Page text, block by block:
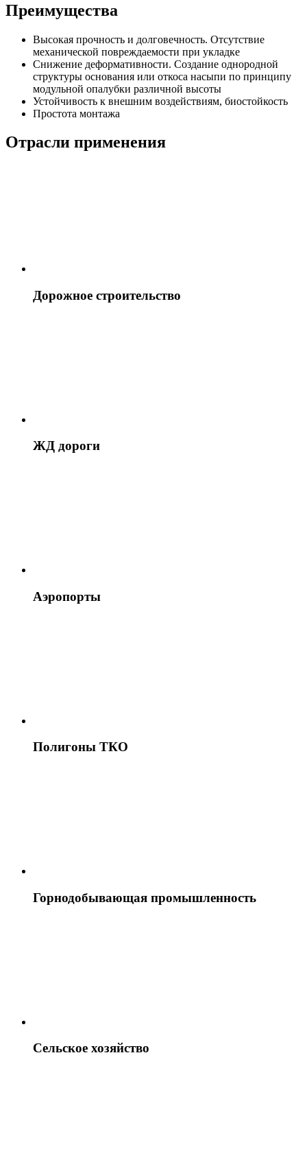
Преимущества
Высокая прочность и долговечность. Отсутствие
механической повреждаемости при укладке
Снижение деформативности. Создание однородной
структуры основания или откоса насыпи по принципу
модульной опалубки различной высоты
Устойчивость к внешним воздействиям, биостойкость
Простота монтажа
Отрасли применения
Дорожное строительство
ЖД дороги
Аэропорты
Полигоны ТКО
Горнодобывающая промышленность
Сельское хозяйство